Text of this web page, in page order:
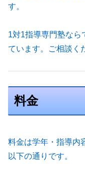
す。
1対1指導専門塾なら
ています。ご相談く
料金
料金は学年・指導内
以下の通りです。